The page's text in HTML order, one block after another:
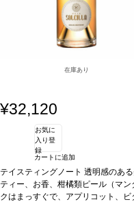
在庫あり
¥32,120
お気に
入り登
録
カートに追加
テイスティングノート 透明感のあ
ティー、お香、柑橘類ピール（マ
クはまっすぐで、アプリコット、